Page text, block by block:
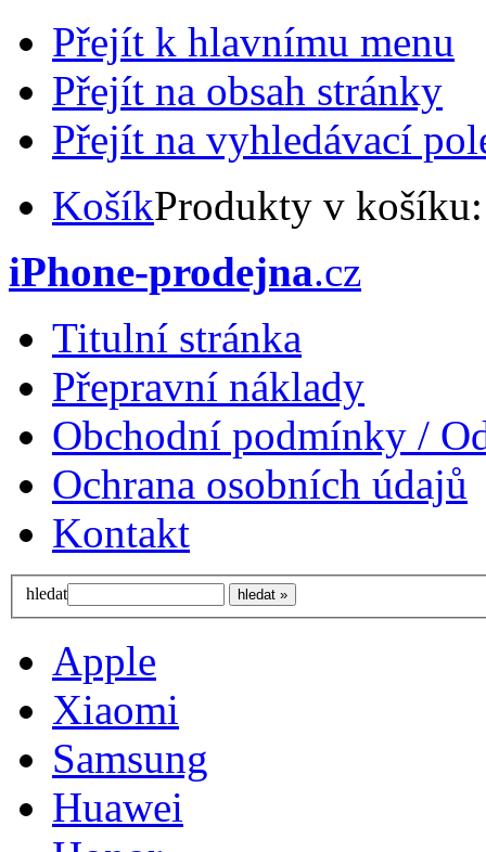
Přejít k hlavnímu menu
Přejít na obsah stránky
Přejít na vyhledávací
KošíkProdukty v
iPhone-prodejna.cz
Titulní stránka
Přepravní náklady
Obchodní podmínky /
Ochrana osobních údajů
Kontakt
hledat
Apple
Xiaomi
Samsung
Huawei